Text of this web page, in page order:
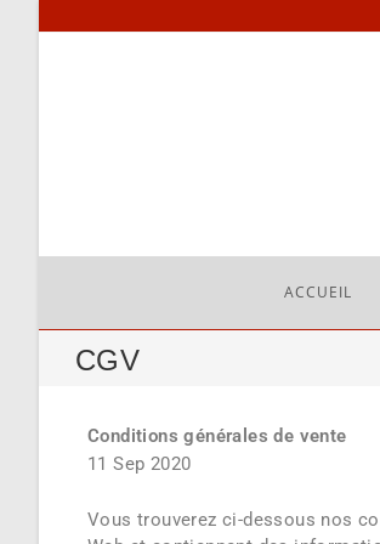
ACCUEIL
CGV
Conditions générales de vente
11 Sep 2020
Vous trouverez ci-dessous nos